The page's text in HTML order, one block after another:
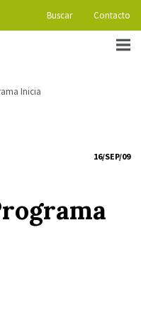
Buscar Contacto
Inicia
16/SEP/09